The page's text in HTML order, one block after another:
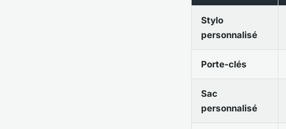
Stylo
personnalisé
Porte-clés
Sac
personnalisé